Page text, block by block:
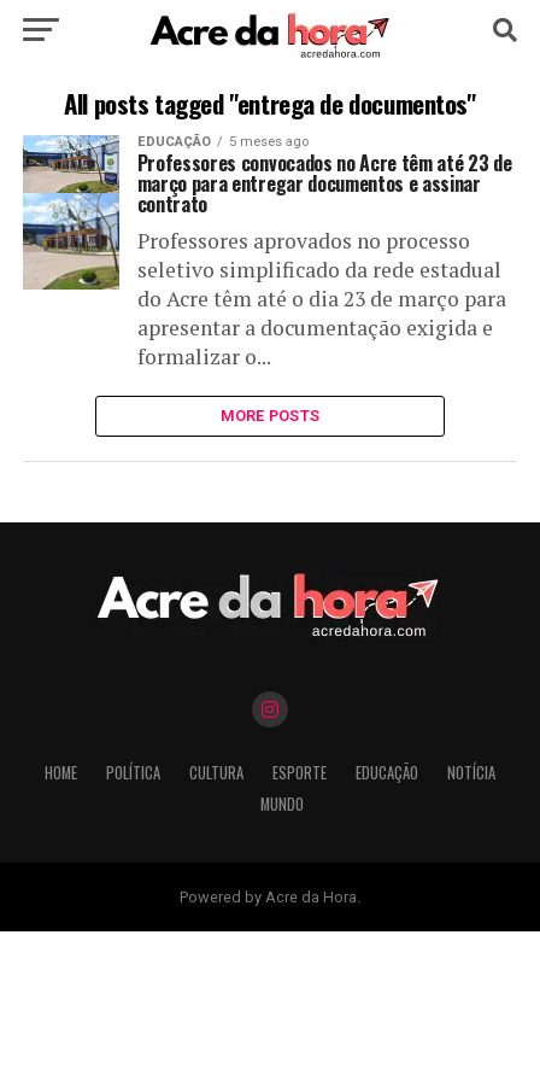
HOME POLÍTICA CULTURA
EDUCAÇÃO NOTÍCIA MUNDO
All posts tagged "entrega de documentos"
EDUCAÇÃO 5 meses ago
Professores convocados no Acre têm até 23 de
março para entregar documentos e assinar
contrato
Professores aprovados no processo
seletivo simplificado da rede estadual
do Acre têm até o dia 23 de março para
apresentar a documentação exigida e
formalizar o...
MORE POSTS
HOME POLÍTICA CULTURA ESPORTE EDUCAÇÃO
NOTÍCIA
MUNDO
Powered by Acre da Hora.